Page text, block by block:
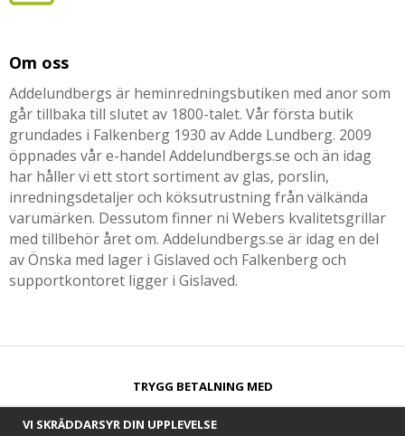
Om oss
Addelundbergs är heminredningsbutiken med anor som
går tillbaka till slutet av 1800-talet. Vår första butik
grundades i Falkenberg 1930 av Adde Lundberg. 2009
öppnades vår e-handel Addelundbergs.se och än idag
har håller vi ett stort sortiment av glas, porslin,
inredningsdetaljer och köksutrustning från välkända
varumärken. Dessutom finner ni Webers kvalitetsgrillar
med tillbehör året om. Addelundbergs.se är idag en del
av Önska med lager i Gislaved och Falkenberg och
supportkontoret ligger i Gislaved.
TRYGG BETALNING MED​
VI SKRÄDDARSYR DIN UPPLEVELSE